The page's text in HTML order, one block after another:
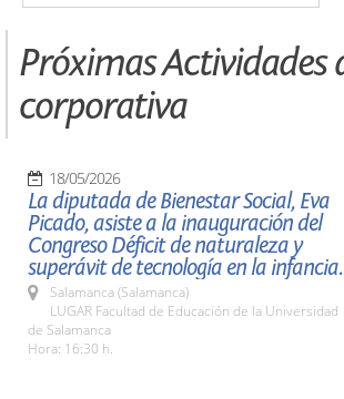
Próximas Actividades
corporativa
18/05/2026
La diputada de Bienestar Social, Eva
Picado, asiste a la inauguración del
Congreso Déficit de naturaleza y
superávit de tecnología en la infancia.
Salamanca (Salamanca)
LUGAR Facultad de Educación de la Universidad
de Salamanca
Hora: 16:30 h.